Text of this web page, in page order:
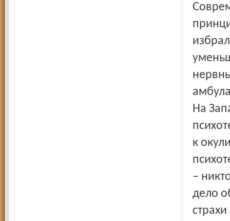
Современная российская психиатрия идёт по
На
к
–
дело